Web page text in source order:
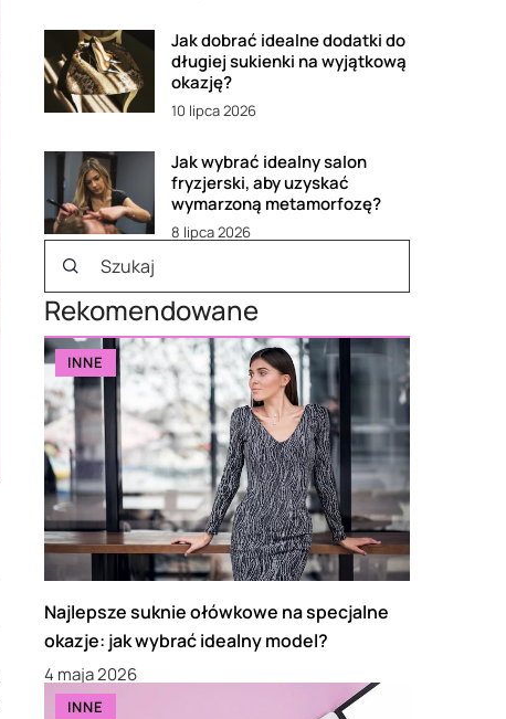
Jak dobrać idealne dodatki do
długiej sukienki na wyjątkową
okazję?
10 lipca 2026
Jak wybrać idealny salon
fryzjerski, aby uzyskać
wymarzoną metamorfozę?
8 lipca 2026
Rekomendowane
INNE
Najlepsze suknie ołówkowe na specjalne
okazje: jak wybrać idealny model?
4 maja 2026
INNE